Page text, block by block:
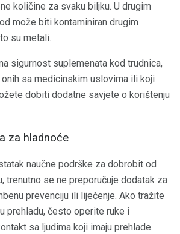
količine za svaku biljku. U drugim
može biti kontaminiran drugim
su metali.
sigurnost suplemenata kod trudnica,
sa medicinskim uslovima ili koji
dobiti dodatne savjete o korištenju
za hladnoće
naučne podrške za dobrobit od
trenutno se ne preporučuje dodatak za
prevenciju ili liječenje. Ako tražite
prehladu, često operite ruke i
sa ljudima koji imaju prehlade.